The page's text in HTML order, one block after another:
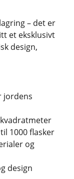
– det er
et eksklusivt
design,
jordens
1000 flasker
og
design